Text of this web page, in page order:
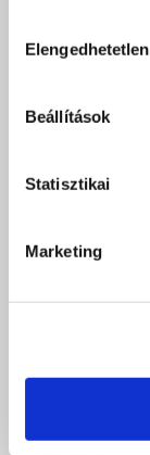
kiválasztása
Elengedhetetlen
Beállítások
Statisztikai
Marketing